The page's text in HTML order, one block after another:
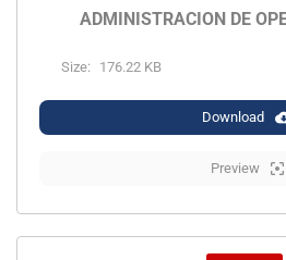
ADMINISTRACIÓN DE
Size: 176.22 KB
Download
Preview